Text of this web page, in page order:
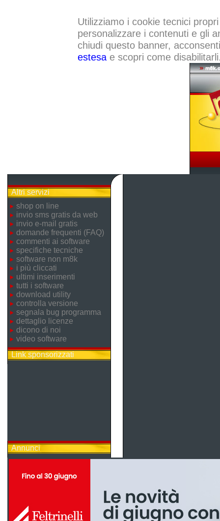
Utilizziamo i cookie tecnici
personalizzare i contenuti e gli
chiudi questo banner,
estesae scopri come
Altri servizi
shop on line
invio sms gratis da web
invio e-mail gratis
domande frequenti (FAQ)
commenti ai software
specifiche tecniche
software non m8k
i più cliccati
ultimi inserimenti
tutti i software
download utility
controlla versione
segnala bug programma
dettaglio licenze
dicono di noi
video software
Link sponsorizzati
Annunci